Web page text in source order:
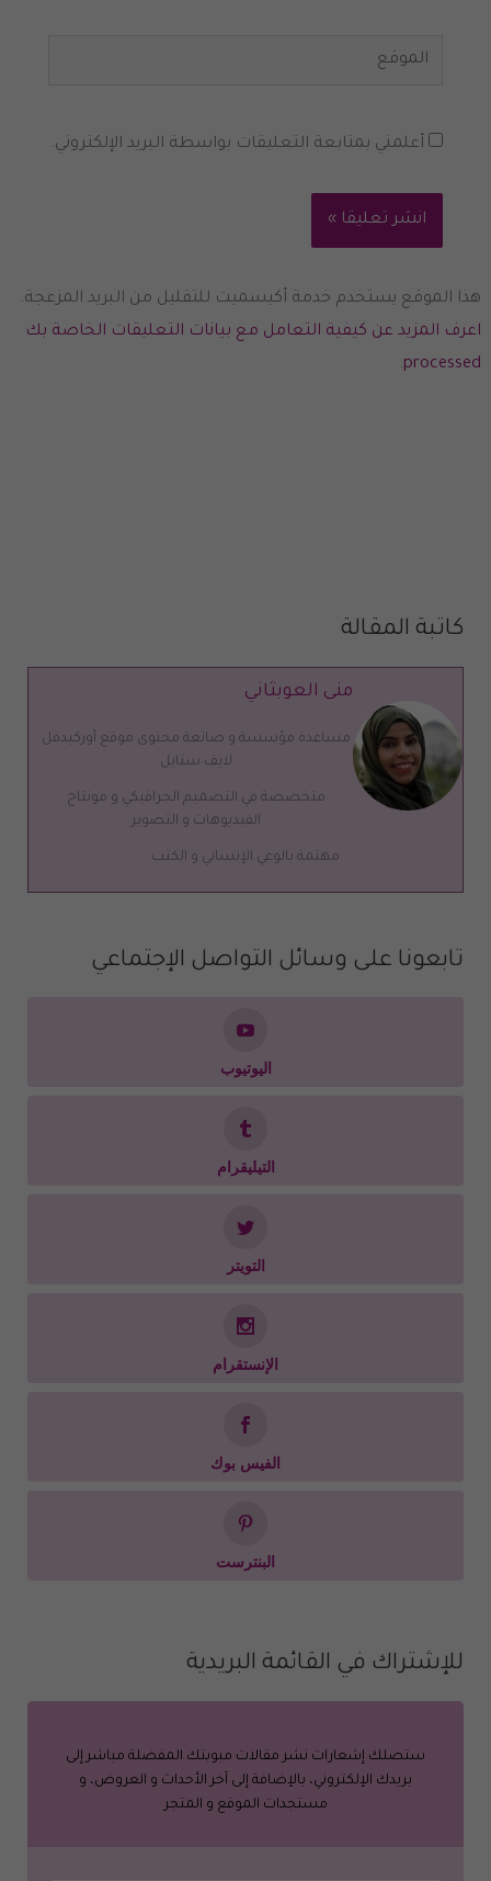
الموقع
أعلمني بمتابعة التعليقات بواسطة البريد الإلكتروني.
هذا الموقع يستخدم خدمة أكيسميت للتقليل من البريد المزعجة.
اعرف المزيد عن كيفية التعامل مع بيانات التعليقات الخاصة بك
processed
.
كاتبة المقالة
منى العوبثاني
مساعدة مؤسسة و صانعة محتوى موقع أوركيدفل
لايف ستايل
متخصصة في التصميم الجرافيكي و مونتاج
الفيديوهات و التصوير
مهتمة بالوعي الإنساني و الكتب
تابعونا على وسائل التواصل الإجتماعي
اليوتيوب
التيليقرام
التويتر
الإنستقرام
الفيس بوك
البنترست
للإشتراك في القائمة البريدية
ستصلك إشعارات نشر مقالات مبوبتك المفضلة مباشر إلى
بريدك الإلكتروني، بالإضافة إلى آخر الأحداث و العروض، و
مستجدات الموقع و المتجر